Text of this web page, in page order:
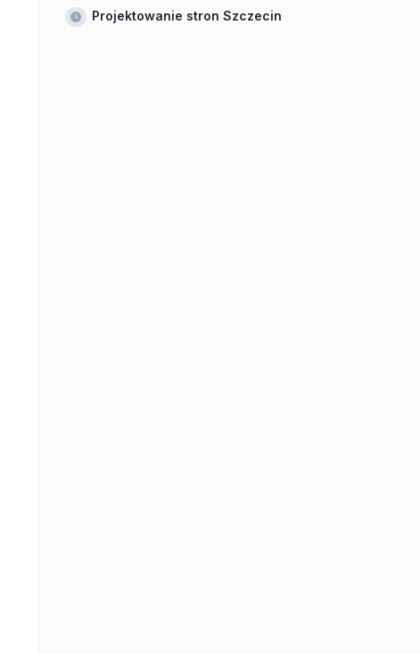
Projektowanie stron Szczecin